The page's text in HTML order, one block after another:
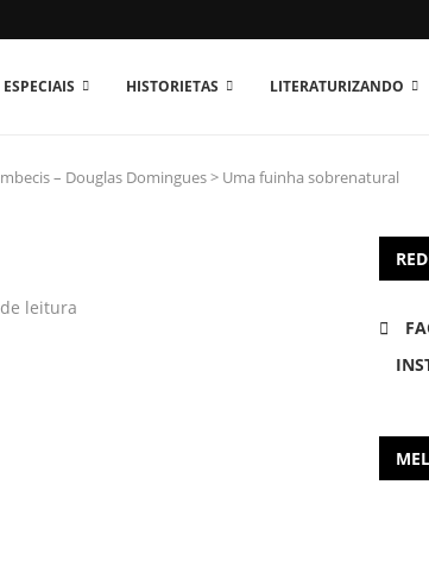
ESPECIAIS HISTORIETAS LITERATURIZANDO
– Douglas Domingues> Uma fuinha sobrenatural
leitura